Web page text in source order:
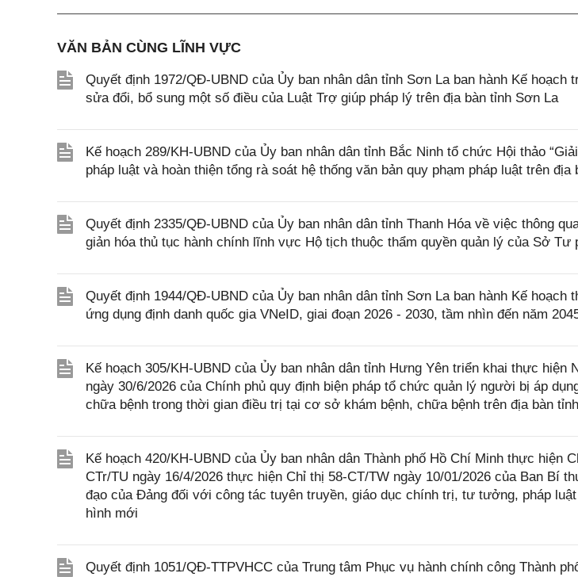
VĂN BẢN CÙNG LĨNH VỰC
Quyết định 1972/QĐ-UBND của Ủy ban nhân dân tỉnh Sơn La ban hành Kế hoạch
sửa đổi, bổ sung một số điều của Luật Trợ giúp pháp lý trên địa bàn tỉnh Sơn La
Kế hoạch 289/KH-UBND của Ủy ban nhân dân tỉnh Bắc Ninh tổ chức Hội thảo
pháp luật và hoàn thiện tổng rà soát hệ thống văn bản quy phạm pháp luật trên địa
Quyết định 2335/QĐ-UBND của Ủy ban nhân dân tỉnh Thanh Hóa về việc thông
giản hóa thủ tục hành chính lĩnh vực Hộ tịch thuộc thẩm quyền quản lý của Sở Tư
Quyết định 1944/QĐ-UBND của Ủy ban nhân dân tỉnh Sơn La ban hành Kế hoạch
ứng dụng định danh quốc gia VNeID, giai đoạn 2026 - 2030, tầm nhìn đến năm
Kế hoạch 305/KH-UBND của Ủy ban nhân dân tỉnh Hưng Yên triển khai thực hiện
ngày 30/6/2026 của Chính phủ quy định biện pháp tổ chức quản lý người bị áp
chữa bệnh trong thời gian điều trị tại cơ sở khám bệnh, chữa bệnh trên địa bàn tỉnh
Kế hoạch 420/KH-UBND của Ủy ban nhân dân Thành phố Hồ Chí Minh thực hiện
CTr/TU ngày 16/4/2026 thực hiện Chỉ thị 58-CT/TW ngày 10/01/2026 của Ban Bí
đạo của Đảng đối với công tác tuyên truyền, giáo dục chính trị, tư tưởng, pháp
hình mới
Quyết định 1051/QĐ-TTPVHCC của Trung tâm Phục vụ hành chính công Thành